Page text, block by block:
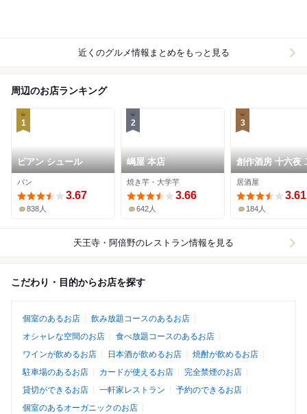
近くのグルメ情報まとめをもっと見る
周辺のお店ランキング
1
ビアン シュール
パン
3.67
838人
2
嶋屋 本店
焼き芋・大学芋
3.66
642人
3
創作酒房 十六夜
目
居酒屋
3.61
184人
天王寺・阿倍野のレストラン情報を見る
こだわり・目的からお店を探す
個室のあるお店
飲み放題コースのあるお店
オシャレな空間のお店
食べ放題コースのあるお店
ワインが飲めるお店
日本酒が飲めるお店
焼酎が飲めるお店
駐車場のあるお店
カードが使えるお店
完全禁煙のお店
貸切ができるお店
一軒家レストラン
予約のできるお店
個室のあるオーガニックのお店